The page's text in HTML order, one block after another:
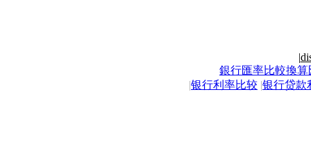
|
銀行匯率比較換算
|银行利率比较 |银行贷款